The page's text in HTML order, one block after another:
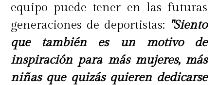
equipo puede tener en las futuras
generaciones de deportistas: "Siento
que también es un motivo de
inspiración para más mujeres, más
niñas que quizás quieren dedicarse